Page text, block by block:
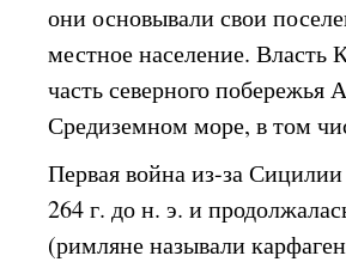
они основывали свои
местное население. Власть
часть северного побережья
Средиземном море, в том
Первая война из-за
264 г. до н. э. и
(римляне называли